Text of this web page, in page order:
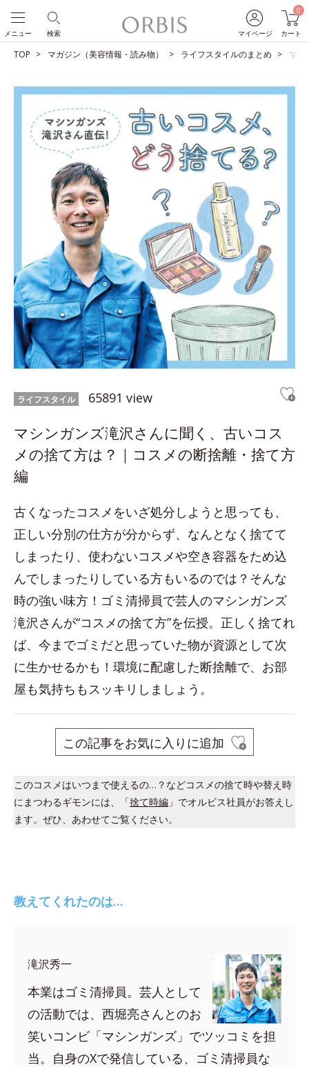
マイページ
0
カート
検索
メニュー
TOP マガジン（美容情報・読み物） ライフスタイルのまとめ マシ
ライフスタイル 65891 view
マシンガンズ滝沢さんに聞く、古いコス
メの捨て方は？｜コスメの断捨離・捨て方
編
古くなったコスメをいざ処分しようと思っても、
正しい分別の仕方が分からず、なんとなく捨てて
しまったり、使わないコスメや空き容器をため込
んでしまったりしている方もいるのでは？そんな
時の強い味方！ゴミ清掃員で芸人のマシンガンズ
滝沢さんが“コスメの捨て方”を伝授。正しく捨てれ
ば、今までゴミだと思っていた物が資源として次
に生かせるかも！環境に配慮した断捨離で、お部
屋も気持ちもスッキリしましょう。
この記事をお気に入りに追加
このコスメはいつまで使えるの…？などコスメの捨て時や替え時
にまつわるギモンには、「捨て時編 」でオルビス社員がお答えし
ます。ぜひ、あわせてご覧ください。
教えてくれたのは…
滝沢秀一
本業はゴミ清掃員。芸人として
の活動では、西堀亮さんとのお
笑いコンビ「マシンガンズ」でツッコミを担
当。自身のXで発信している、ゴミ清掃員な